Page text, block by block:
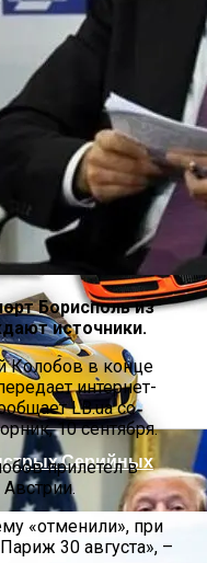
Почему Нельзя
Снять Запрет На
Mercedes-Benz На
Авто
Серийных
Борисполь из
источники.
Колобов в конце
интернет-
LB.ua со
10 сентября.
прилетел в
«отменили», при
30 августа», –